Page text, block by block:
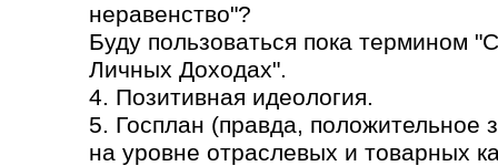
неравенство"?
Буду пользоваться пока термином
Личных Доходах".
4. Позитивная идеология.
5. Госплан (правда, положительное
на уровне отраслевых и товарных